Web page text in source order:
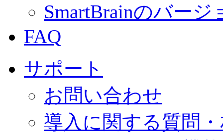
SmartBrainのバー
FAQ
サポート
お問い合わせ
導入に関する質問